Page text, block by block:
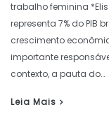
trabalho feminina
representa 7% do PIB
crescimento
importante
contexto, a pauta do…
Leia Mais